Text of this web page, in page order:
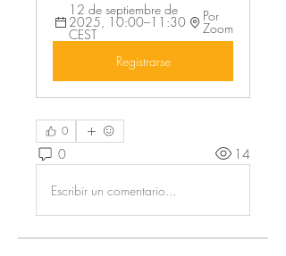
12 de septiembre de
2025, 10:00–11:30
CEST
Por
Zoom
Registrarse
0
0 14
Escribir un comentario...